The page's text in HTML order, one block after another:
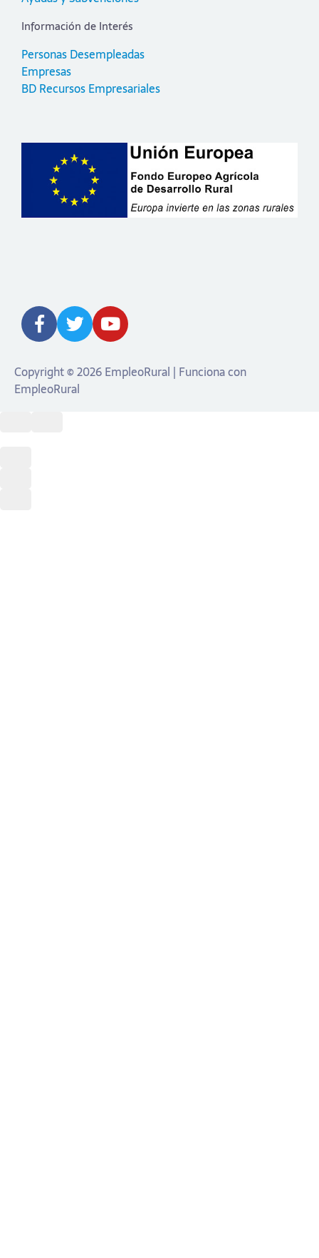
Información de Interés
Personas Desempleadas
Empresas
BD Recursos Empresariales
Copyright © 2026 EmpleoRural | Funciona con
EmpleoRural